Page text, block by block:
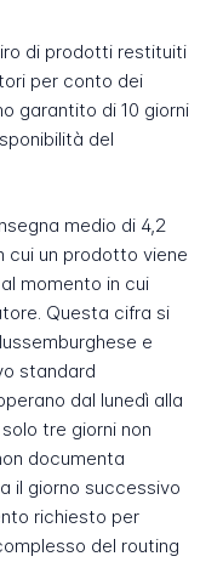
di prodotti restituiti
per conto dei
garantito di 10 giorni
del
medio di 4,2
cui un prodotto viene
momento in cui
Questa cifra si
e
standard
dal lunedì alla
tre giorni non
documenta
il giorno successivo
richiesto per
del routing